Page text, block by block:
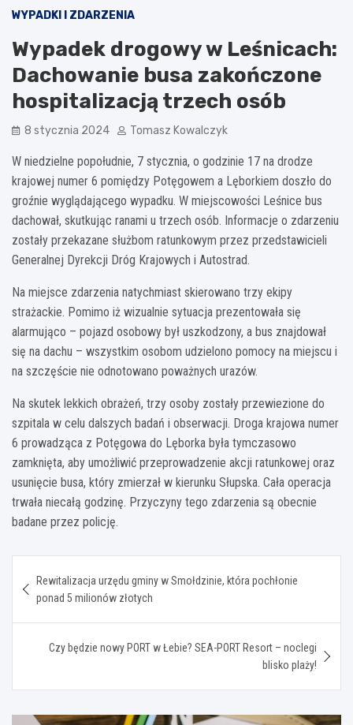
WYPADKI I ZDARZENIA
Wypadek drogowy w Leśnicach:
Dachowanie busa zakończone
hospitalizacją trzech osób
8 stycznia 2024 Tomasz Kowalczyk
W niedzielne popołudnie, 7 stycznia, o godzinie 17 na drodze
krajowej numer 6 pomiędzy Potęgowem a Lęborkiem doszło do
groźnie wyglądającego wypadku. W miejscowości Leśnice bus
dachował, skutkując ranami u trzech osób. Informacje o zdarzeniu
zostały przekazane służbom ratunkowym przez przedstawicieli
Generalnej Dyrekcji Dróg Krajowych i Autostrad.
Na miejsce zdarzenia natychmiast skierowano trzy ekipy
strażackie. Pomimo iż wizualnie sytuacja prezentowała się
alarmująco – pojazd osobowy był uszkodzony, a bus znajdował
się na dachu – wszystkim osobom udzielono pomocy na miejscu i
na szczęście nie odnotowano poważnych urazów.
Na skutek lekkich obrażeń, trzy osoby zostały przewiezione do
szpitala w celu dalszych badań i obserwacji. Droga krajowa numer
6 prowadząca z Potęgowa do Lęborka była tymczasowo
zamknięta, aby umożliwić przeprowadzenie akcji ratunkowej oraz
usunięcie busa, który zmierzał w kierunku Słupska. Cała operacja
trwała niecałą godzinę. Przyczyny tego zdarzenia są obecnie
badane przez policję.
wpisu
Rewitalizacja urzędu gminy w Smołdzinie, która pochłonie
ponad 5 milionów złotych
Czy będzie nowy PORT w Łebie? SEA-PORT Resort – noclegi
blisko plaży!